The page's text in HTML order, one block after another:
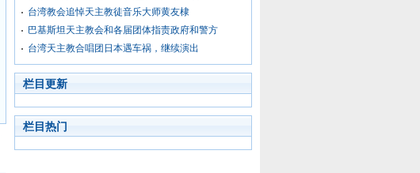
台湾教会追悼天主教徒音乐大师黄友棣
巴基斯坦天主教会和各届团体指责政府和警方
台湾天主教合唱团日本遇车祸，继续演出
栏目更新
栏目热门